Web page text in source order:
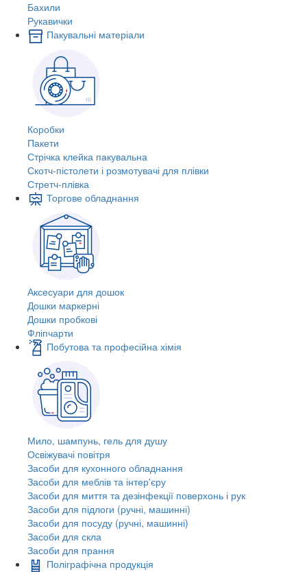
Бахили
Рукавички
Пакувальні матеріали
Коробки
Пакети
Стрічка клейка пакувальна
Скотч-пістолети і розмотувачі для плівки
Стретч-плівка
Торгове обладнання
Аксесуари для дошок
Дошки маркерні
Дошки пробкові
Фліпчарти
Побутова та професійна хімія
Мило, шампунь, гель для душу
Освіжувачі повітря
Засоби для кухонного обладнання
Засоби для меблів та інтер'єру
Засоби для миття та дезінфекції поверхонь і рук
Засоби для підлоги (ручні, машинні)
Засоби для посуду (ручні, машинні)
Засоби для скла
Засоби для прання
Поліграфічна продукція